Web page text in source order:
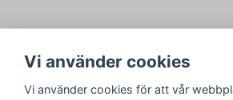
Köpvillkor
Logga in
Glömt
Vi använder cookies
Vi använder cookies för att vår